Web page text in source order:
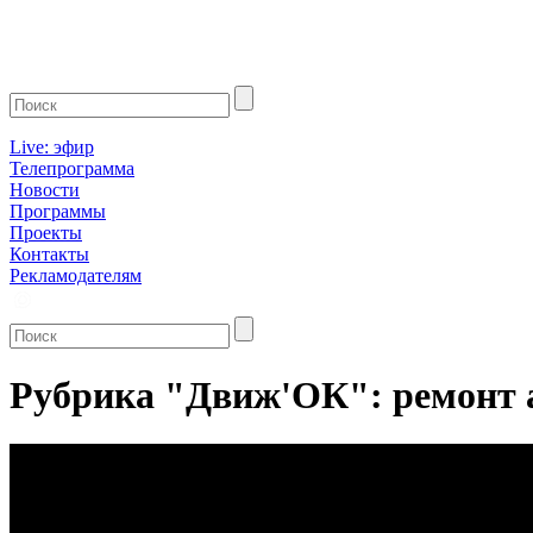
Live: эфир
Телепрограмма
Новости
Программы
Проекты
Контакты
Рекламодателям
Рубрика "Движ'ОК": ремонт